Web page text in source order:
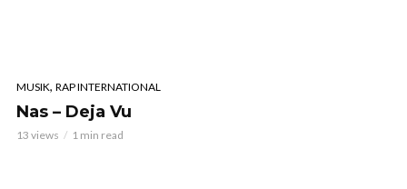
MUSIK, RAP INTERNATIONAL
Nas – Deja Vu
13 views 1 min read